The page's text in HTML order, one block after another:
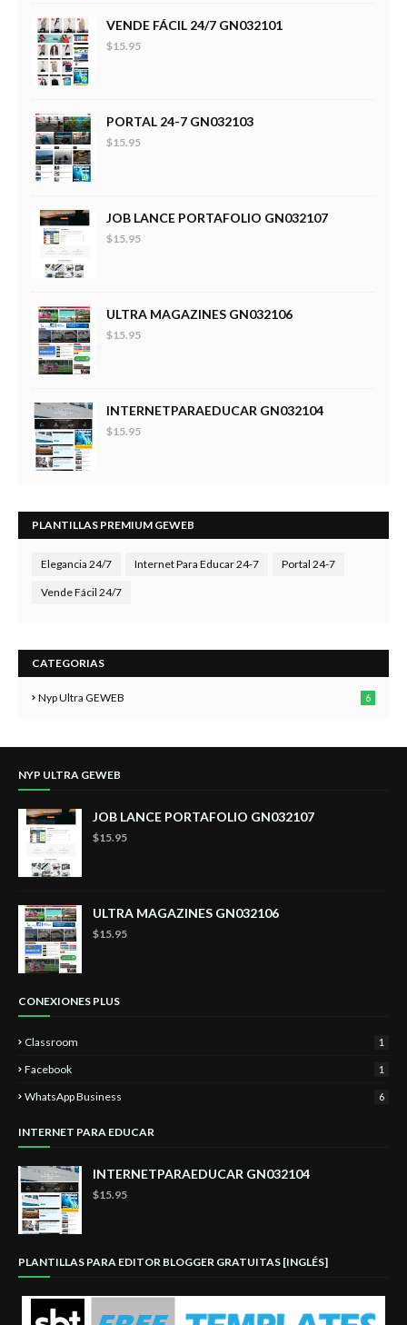
VENDE FÁCIL 24/7 GN032101
$15.95
PORTAL 24-7 GN032103
$15.95
JOB LANCE PORTAFOLIO GN032107
$15.95
ULTRA MAGAZINES GN032106
$15.95
INTERNETPARAEDUCAR GN032104
$15.95
PLANTILLAS PREMIUM GEWEB
Elegancia 24/7 Internet Para Educar 24-7 Portal 24-7
Vende Fácil 24/7
CATEGORIAS
Nyp Ultra GEWEB 6
NYP ULTRA GEWEB
JOB LANCE PORTAFOLIO GN032107
$15.95
ULTRA MAGAZINES GN032106
$15.95
CONEXIONES PLUS
Classroom 1
Facebook 1
WhatsApp Business 6
INTERNET PARA EDUCAR
INTERNETPARAEDUCAR GN032104
$15.95
PLANTILLAS PARA EDITOR BLOGGER GRATUITAS [INGLÉS]